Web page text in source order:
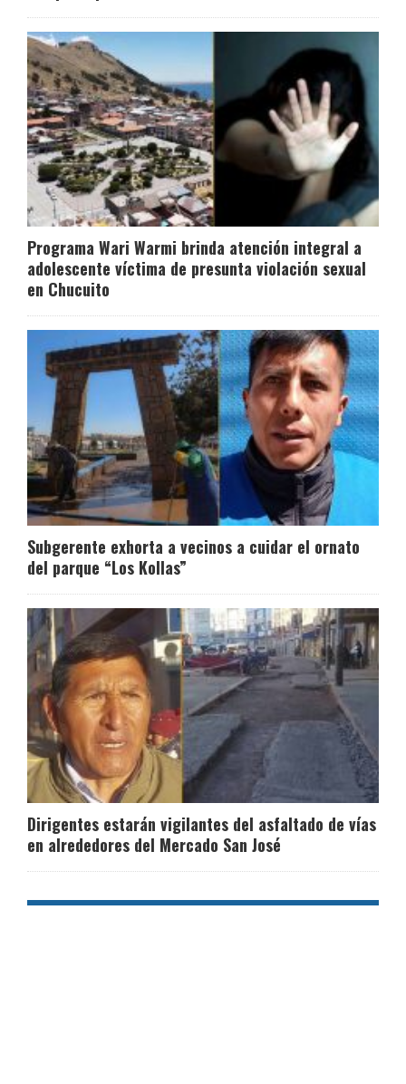
Programa Wari Warmi brinda atención integral a
adolescente víctima de presunta violación sexual
en Chucuito
Subgerente exhorta a vecinos a cuidar el ornato
del parque “Los Kollas”
Dirigentes estarán vigilantes del asfaltado de vías
en alrededores del Mercado San José